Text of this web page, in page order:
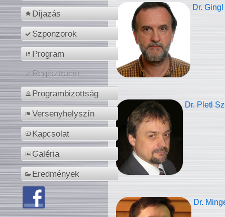
Díjazás
Szponzorok
Program
Regisztráció
Programbizottság
Versenyhelyszín
Kapcsolat
Galéria
Eredmények
Dr.
Dr. Pletl
Dr.